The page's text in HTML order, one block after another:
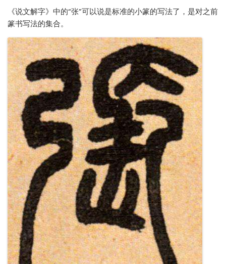
《说文解字》中的“张”可以说是标准的小篆的写法了，是对之前
篆书写法的集合。